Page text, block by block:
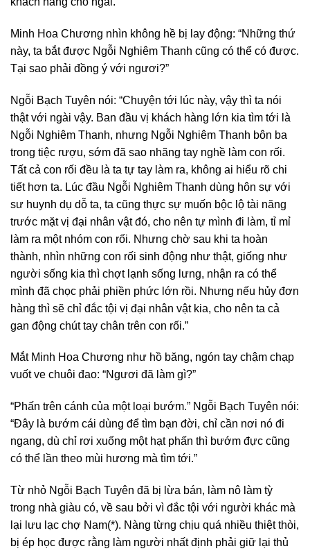
Minh Hoa Chương nhìn không hề bị lay động: “Những thứ
này, ta bắt được Ngỗi Nghiêm Thanh cũng có thể có được.
Tại sao phải đồng ý với ngươi?”
Ngỗi Bạch Tuyên nói: “Chuyện tới lúc này, vậy thì ta nói
thật với ngài vậy. Ban đầu vị khách hàng lớn kia tìm tới là
Ngỗi Nghiêm Thanh, nhưng Ngỗi Nghiêm Thanh bôn ba
trong tiệc rượu, sớm đã sao nhãng tay nghề làm con rối.
Tất cả con rối đều là ta tự tay làm ra, không ai hiểu rõ chi
tiết hơn ta. Lúc đầu Ngỗi Nghiêm Thanh dùng hôn sự với
sư huynh dụ dỗ ta, ta cũng thực sự muốn bộc lộ tài năng
trước mặt vị đại nhân vật đó, cho nên tự mình đi làm, tỉ mỉ
làm ra một nhóm con rối. Nhưng chờ sau khi ta hoàn
thành, nhìn những con rối sinh động như thật, giống như
người sống kia thì chợt lạnh sống lưng, nhận ra có thể
mình đã chọc phải phiền phức lớn rồi. Nhưng nếu hủy đơn
hàng thì sẽ chỉ đắc tội vị đại nhân vật kia, cho nên ta cả
gan động chút tay chân trên con rối.”
Mắt Minh Hoa Chương như hồ băng, ngón tay chậm chạp
vuốt ve chuôi đao: “Ngươi đã làm gì?”
“Phấn trên cánh của một loại bướm.” Ngỗi Bạch Tuyên nói:
“Đây là bướm cái dùng để tìm bạn đời, chỉ cần nơi nó đi
ngang, dù chỉ rơi xuống một hạt phấn thì bướm đực cũng
có thể lần theo mùi hương mà tìm tới.”
Từ nhỏ Ngỗi Bạch Tuyên đã bị lừa bán, làm nô làm tỳ
trong nhà giàu có, về sau bởi vì đắc tội với người khác mà
lại lưu lạc chợ Nam(*). Nàng từng chịu quá nhiều thiệt thòi,
bị ép học được rằng làm người nhất định phải giữ lại thủ